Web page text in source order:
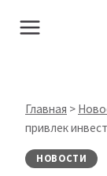
Главная >
привлек
НОВОСТИ